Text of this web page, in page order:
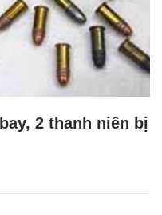
2 thanh niên bị